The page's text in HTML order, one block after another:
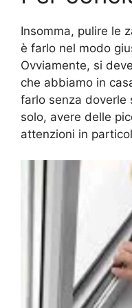
Insomma, pulire le
è farlo nel modo
Ovviamente, si
che abbiamo in
farlo senza doverle
solo, avere delle
attenzioni in